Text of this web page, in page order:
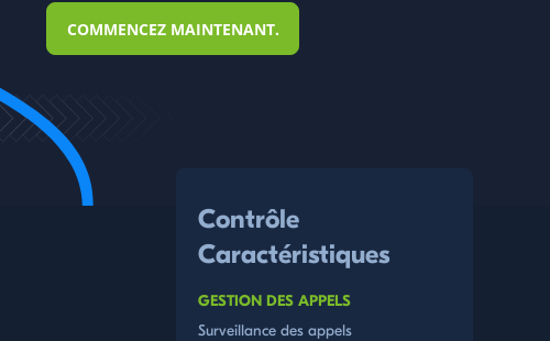
COMMENCEZ MAINTENANT.
Contrôle
Caractéristiques
GESTION DES APPELS
Surveillance des appels